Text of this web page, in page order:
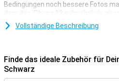
Bedingungen noch bessere Fotos
dem des iPhone 13 sehr ähnlich,
Verbesserungen im Inneren des
Apple iPhone 14 hat den gleichen
iPhone 14 256GB Schwarz sieht
Vollständige Beschreibung
Finde das ideale Zubehör für
Schwarz